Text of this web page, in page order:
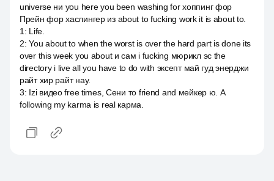
universe ни you here you been washing for хоппинг фор
Прейн фор хаслингер из about to fucking work it is about to.
1 : Life.
2:You about to when the worst is over the hard part is done its
over this week you about и сам i fucking мюрикл эс the
directory i live all you have to do with эксепт май гуд энерджи
райт хир райт нау.
3: Izi видео free times, Сени то friend and мейкер ю. A
following my karma is real карма.